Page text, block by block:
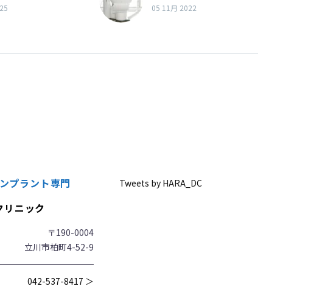
05 11月 2022
プラント専門
リニック
〒190-0004
立川市柏町4-52-9
042-537-8417 ＞
Tweets by HARA_DC